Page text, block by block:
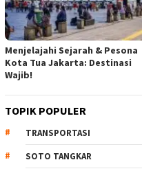
Menjelajahi Sejarah & Pesona
Kota Tua Jakarta: Destinasi
Wajib!
TOPIK POPULER
TRANSPORTASI
SOTO TANGKAR